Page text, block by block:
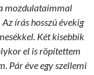
mozdulataimmal
írás hosszú évekig
Két kisebbik
el is röpítettem
Pár éve egy szellemi